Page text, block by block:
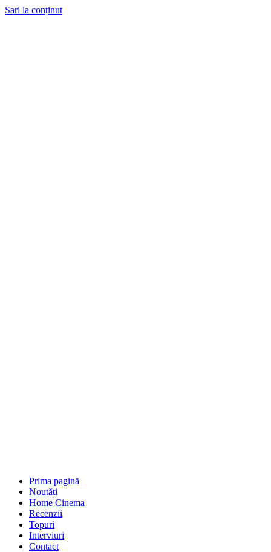
Sari la conținut
Prima pagină
Noutăți
Home Cinema
Recenzii
Topuri
Interviuri
Contact